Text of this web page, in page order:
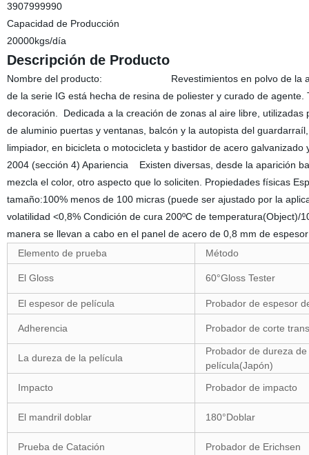
3907999990
Capacidad de Producción
20000kgs/día
Descripción de Producto
Nombre del producto: Revestimientos en polvo de la
de la serie IG está hecha de resina de poliester y curado de
decoración. Dedicada a la creación de zonas al aire libre,
de aluminio puertas y ventanas, balcón y la autopista del
limpiador, en bicicleta o motocicleta y bastidor de acero
2004 (sección 4) Apariencia Existen diversas, desde la aparición
mezcla el color, otro aspecto que lo soliciten. Propiedades físicas
tamaño:100% menos de 100 micras (puede ser
volatilidad <0,8% Condición de cura 200ºC de
manera se llevan a cabo en el panel de acero de 0,8 mm de
Elemento de prueba
Método
El Gloss 60°Gloss Tester
El espesor de película Probador de espesor
Adherencia Probador de corte
La dureza de la película
Probador de dureza de
película(Japón)
Impacto
Probador de impacto
El mandril doblar 180°Doblar
Prueba de Catación Probador de Erichsen